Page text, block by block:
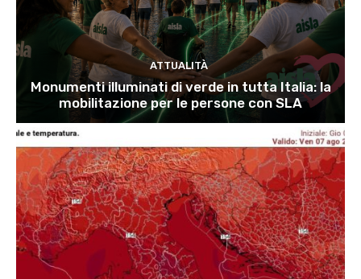
ATTUALITÀ
Monumenti illuminati di verde in tutta Italia: la
mobilitazione per le persone con SLA